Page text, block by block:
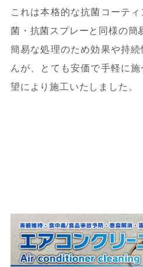
これは本格的な抗菌コーテ
菌・抗菌スプレーと同様の簡
簡易な処理のため効果や持
んが、とても安価で手軽に
望により施工いたしました。